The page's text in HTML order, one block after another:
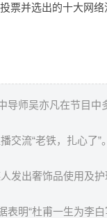
票并选出的十大网
导师吴亦凡在节目中
交流“老铁，扎心了”
发出奢饰品使用及
表明“杜甫一生为李